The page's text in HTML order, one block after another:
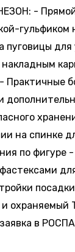
-
гульфиком
пуговицы для
Практичные
на спинке
по фигуре
охраняемый
в